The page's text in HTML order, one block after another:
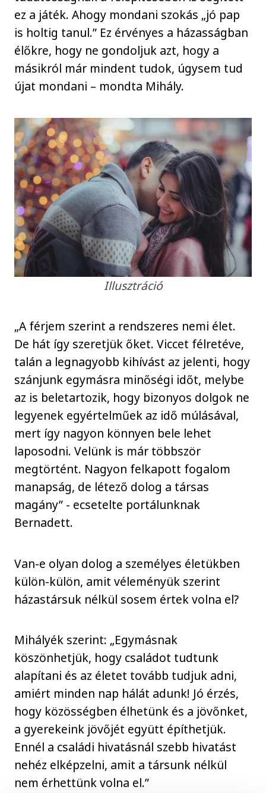
ez a játék. Ahogy mondani szokás „jó pap
is holtig tanul.” Ez érvényes a házasságban
élőkre, hogy ne gondoljuk azt, hogy a
másikról már mindent tudok, úgysem tud
újat mondani – mondta Mihály.
Illusztráció
„A férjem szerint a rendszeres nemi élet.
De hát így szeretjük őket. Viccet félretéve,
talán a legnagyobb kihívást az jelenti, hogy
szánjunk egymásra minőségi időt, melybe
az is beletartozik, hogy bizonyos dolgok ne
legyenek egyértelműek az idő múlásával,
mert így nagyon könnyen bele lehet
laposodni. Velünk is már többször
megtörtént. Nagyon felkapott fogalom
manapság, de létező dolog a társas
magány” - ecsetelte portálunknak
Bernadett.
Van-e olyan dolog a személyes életükben
külön-külön, amit véleményük szerint
házastársuk nélkül sosem értek volna el?
Mihályék szerint: „Egymásnak
köszönhetjük, hogy családot tudtunk
alapítani és az életet tovább tudjuk adni,
amiért minden nap hálát adunk! Jó érzés,
hogy közösségben élhetünk és a jövőnket,
a gyerekeink jövőjét együtt építhetjük.
Ennél a családi hivatásnál szebb hivatást
nehéz elképzelni, amit a társunk nélkül
nem érhettünk volna el.”